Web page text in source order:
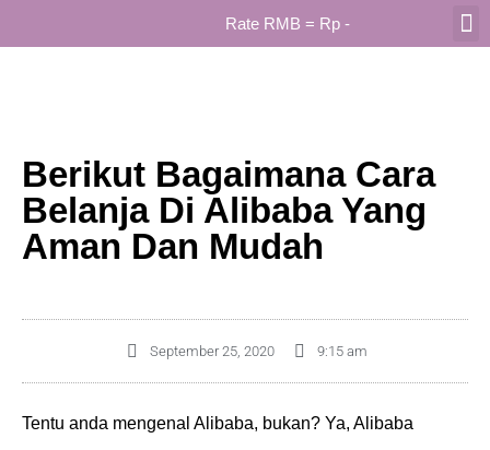
Rate RMB = Rp-
Berikut Bagaimana Cara
Belanja Di Alibaba Yang
Aman Dan Mudah
September 25, 2020 9:15 am
Tentu anda mengenal Alibaba, bukan? Ya, Alibaba